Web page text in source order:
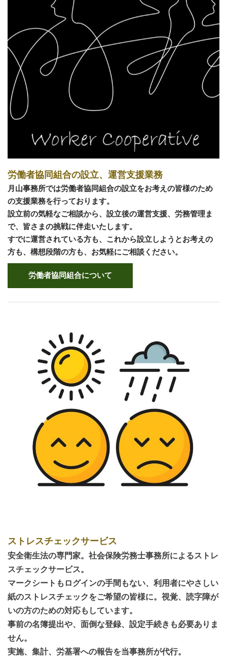
労働者協同組合の設立、運営支援業務
月山事務所では労働者協同組合の設立をお考えの皆様のため
の支援業務を行っております。
設立前の気軽なご相談から、設立後の運営支援、労務管理ま
で、皆さまの挑戦に伴走いたします。
すでに運営されている方も、これから設立しようとお考えの
方も、構想段階の方も、お気軽にご相談ください。
労働者協同組合について
ストレスチェックサービス
安全衛生法の専門家。社会保険労務士事務所によるストレ
スチェックサービス。
マークシートもログインの手間もない、利用者にやさしい
紙のストレスチェックをご希望の皆様に。視覚、読字障が
いの方のための対応もしています。
事前の名簿提出や、面倒な登録、設定手続きも必要ありま
せん。
実施、集計、労基署への報告を当事務所が代行。